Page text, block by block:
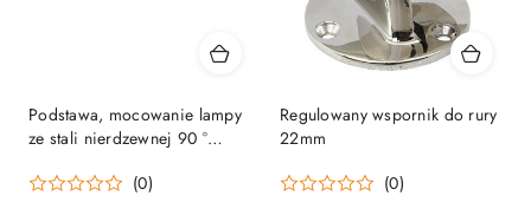
Podstawa, mocowanie lampy
ze stali nierdzewnej 90 °
(0)
Regulowany wspornik do rury
22mm
(0)